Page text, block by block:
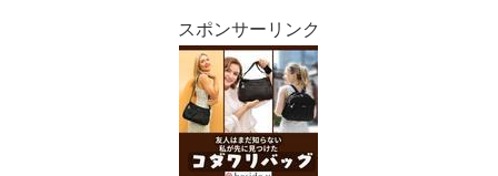
スポンサーリンク